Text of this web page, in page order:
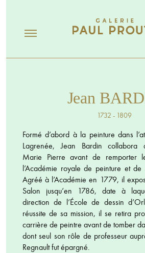
Jean
1732 - 1809
Formé d’abord à la peinture dans
Lagrenée, Jean Bardin collabora
Marie Pierre avant de remporter
l’Académie royale de peinture et
Agréé à l’Académie en 1779, il
Salon jusqu’en 1786, date à
direction de l’École de dessin
réussite de sa mission, il se retira
carrière de peintre avant de tomber
dont seul son rôle de professeur
Regnault fut épargné.